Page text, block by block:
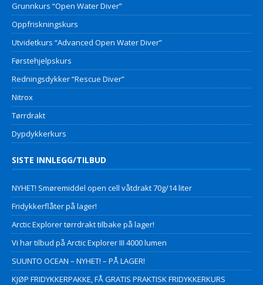
Grunnkurs “Open Water Diver”
Oppfriskningskurs
Utvidetkurs “Advanced Open Water Diver”
Førstehjelpskurs
Redningsdykker “Rescue Diver”
Nitrox
Tørrdrakt
Dypdykkerkurs
SISTE INNLEGG/TILBUD
NYHET! Smøremiddel open cell våtdrakt 70g/14 liter
Fridykkerflåter på lager!
Arctic Explorer tørrdrakt tilbake på lager!
Vi har tilbud på Arctic Explorer III 4000 lumen
SUUNTO OCEAN – NYHET! – PÅ LAGER!
KJØP FRIDYKKERPAKKE, FÅ GRATIS PRAKTISK FRIDYKKERKURS